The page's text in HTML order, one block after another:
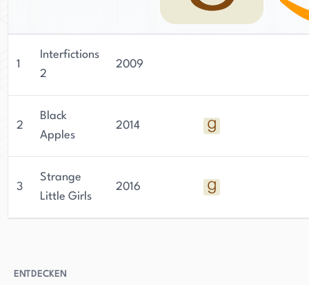
1
Interfictions
2
2009
2
Black
Apples
2014
3
Strange
Little Girls
2016
ENTDECKEN